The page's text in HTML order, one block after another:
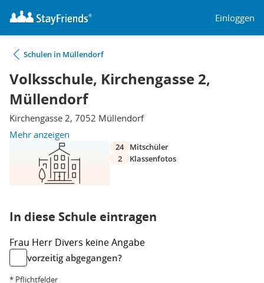
Einloggen
Schulen in Müllendorf
Volksschule, Kirchengasse 2,
Müllendorf
Kirchengasse 2, 7052 Müllendorf
Mehr anzeigen
24
Mitschüler
2
Klassenfotos
In diese Schule eintragen
Frau Herr Divers keine Angabe
vorzeitig abgegangen?
* Pflichtfelder